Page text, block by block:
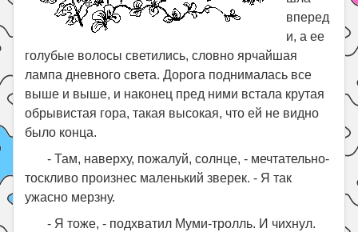
вперед
и, а ее
голубые волосы светились, словно ярчайшая
лампа дневного света. Дорога поднималась все
выше и выше, и наконец пред ними встала крутая
обрывистая гора, такая высокая, что ей не видно
было конца.
- Там, наверху, пожалуй, солнце, - мечтательно-
тоскливо произнес маленький зверек. - Я так
ужасно мерзну.
- Я тоже, - подхватил Муми-тролль. И чихнул.